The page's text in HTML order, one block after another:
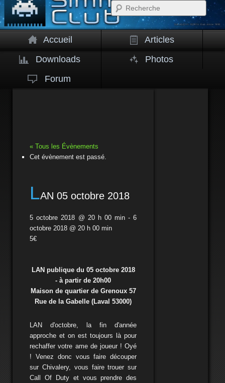
Accueil
Articles
Downloads
Photos
Forum
« Tous les Évènements
Cet évènement est passé.
LAN 05 octobre 2018
5 octobre 2018 @ 20 h 00 min -6
octobre 2018 @ 20 h 00 min
5€
LAN publique du 05 octobre 2018
- à partir de 20h00
Maison de quartier de Grenoux 57
Rue de la Gabelle (Laval 53000)
LAN d'octobre, la fin d'année
approche et on est toujours là pour
rechaffer votre ame de joueur ! Oyé
! Venez donc vous faire découper
sur Chivalery, vous faire trouer sur
Call Of Duty et vous prendre des